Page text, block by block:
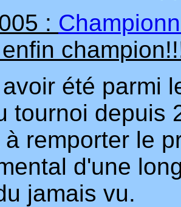
:
été parmi
tournoi depuis
remporter le
d'une
jamais vu.